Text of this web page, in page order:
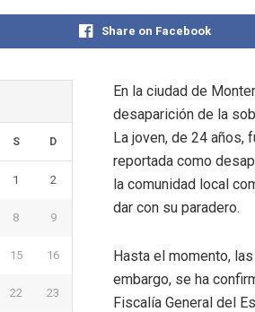
Share on Facebook
En la ciudad de
desaparición de la
La joven, de 24 años,
reportada como
la comunidad local
dar con su paradero.
Hasta el momento,
embargo, se ha
Fiscalía General del
S D
1 2
8 9
15 16
22 23